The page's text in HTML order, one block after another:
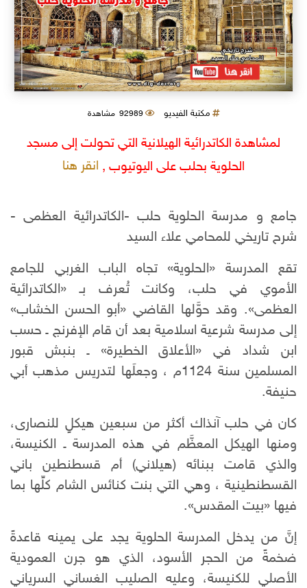
مكتبة الفيديو 92989 مشاهدة
لمشاهدة الكاتدرائية الهيلانية التي تحولت إلى مسجد
الحلوية بحلب على اليوتيوب , انقر هنا
جامع و مدرسة الحلوية حلب -الكاتدرائية العظمى -
شرح تاريخي للمحامي علاء السيد
تقع المدرسة «الحلوية» تجاه الباب الغربي للجامع
الأموي في حلب، وكانت تُعرف بـ «الكاتدرائية
العظمى». وقد حوَّلها القاضي «أبو الحسن الخشاب»
إلى مدرسة شرعية اسلامية بعد أن قام الإفرنج ـ حسب
ابن شداد في «الأعلاق الخطيرة» ـ بنبش قبور
المسلمين سنة 1124م ، وجعلَها لتدريس مذهب أبي
حنيفة.
كان في حلب آنذاك أكثر من سبعين هيكلٍ للنصارى،
ومنها الهيكل المعظَّم في هذه المدرسة ـ الكنيسة،
والذي قامت ببنائه (هيلاني) أم قسطنطين باني
القسطنطينية ، وهي التي بنت كنائس الشام كلِّها بما
فيها «بيت المقدس».
إنَّ من يدخل المدرسة الحلوية يجد على يمينه قاعدةً
ضخمةً من الحجر الأسود، الذي هو جرن العمودية
الأصلي للكنيسة، وعليه الصليب الغساني السرياني